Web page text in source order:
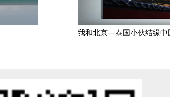
我和北京—泰国小伙结缘中